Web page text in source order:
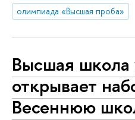
олимпиада «Высшая проба»
Высшая школа
открывает
Весеннюю